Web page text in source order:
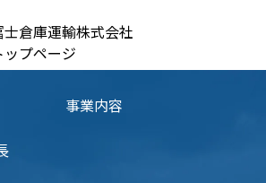
士倉庫運輸株式会社
ップページ
事業内容